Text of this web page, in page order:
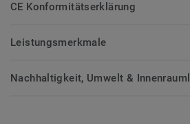
CE Konformitätserklärung
Leistungsmerkmale
Nachhaltigkeit, Umwelt &